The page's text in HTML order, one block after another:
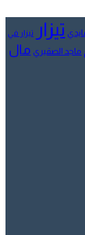
تيزار تيزار في
ماجد الصقيري مال